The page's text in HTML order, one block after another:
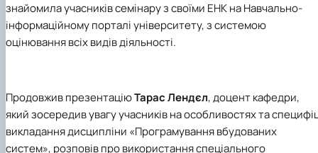
знайомила учасників семінару з своїми ЕНК на Навчально-
інформаційному порталі університету, з системою
оцінювання всіх видів діяльності.
Продовжив презентаціюТарас Лендєл, доцент кафедри,
який зосередив увагу учасників на особливостях та
викладання дисципліни «Програмування вбудованих
систем», розповів про використання спеціального